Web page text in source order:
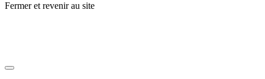
Fermer et revenir au site